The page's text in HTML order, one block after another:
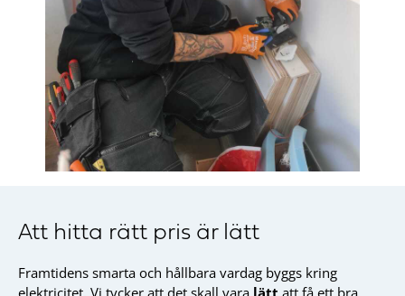
Att hitta rätt pris är lätt
Framtidens smarta och hållbara vardag byggs kring